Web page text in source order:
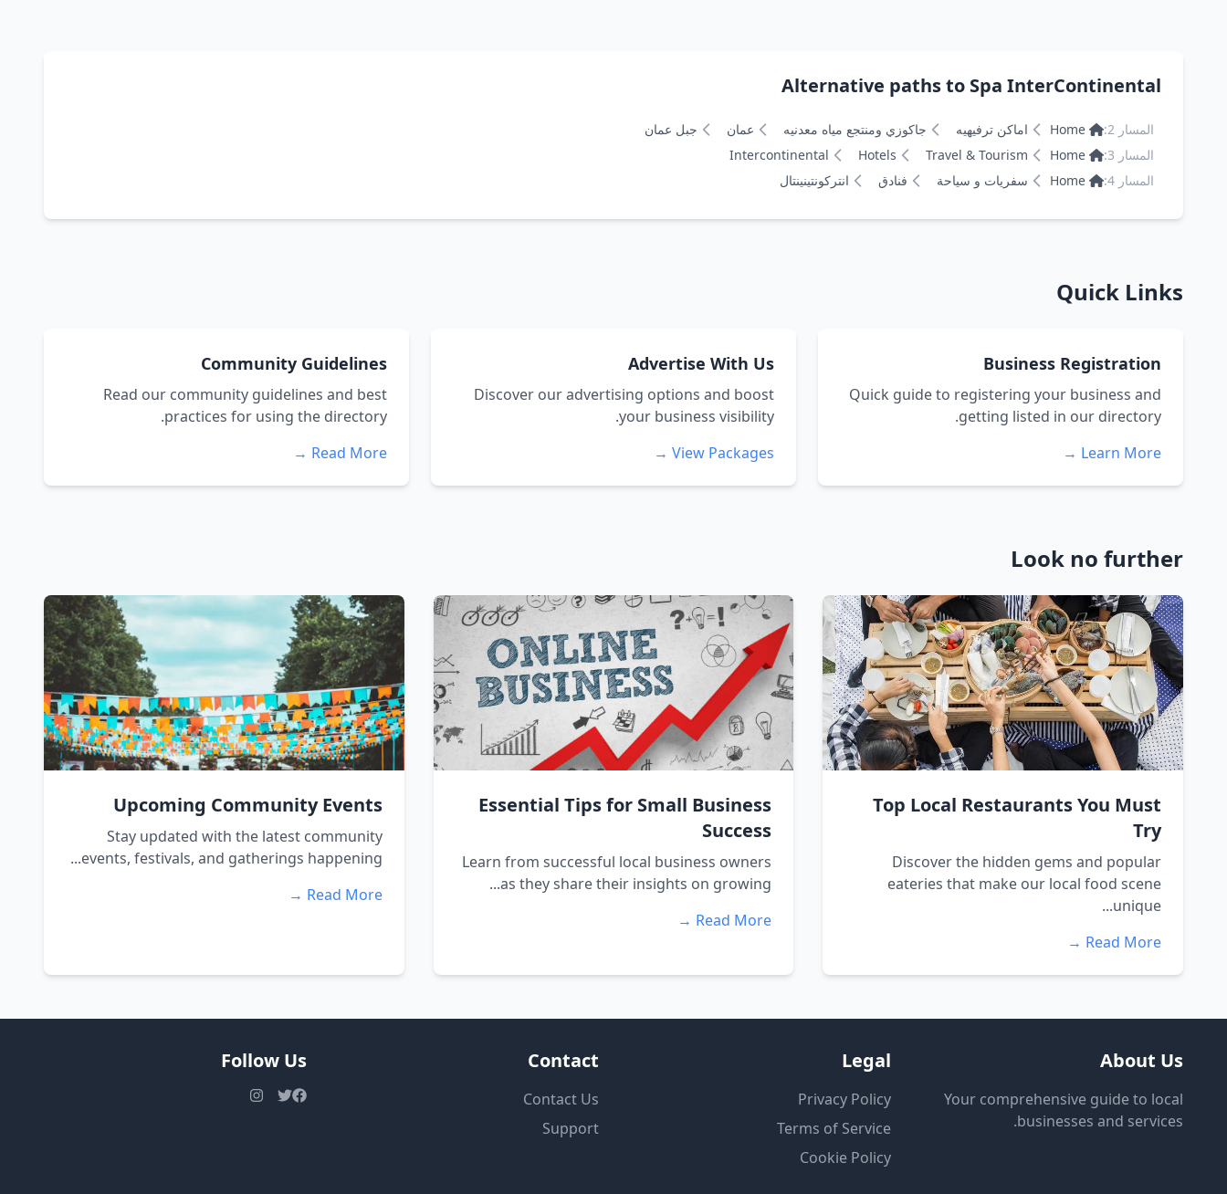
Alternative paths to Spa InterContinental
المسار 2: Home اماكن ترفيهيه جاكوزي ومنتجع مياه معدنيه عمان
جبل عمان
المسار 3:
Home
Travel & Tourism
Hotels
Intercontinental
المسار 4:
Home سفريات و سياحة فنادق انتركونتينينتال
Quick Links
Business Registration
Quick guide to registering your business and
getting listed in our directory.
Learn More →
Advertise With Us
Discover our advertising options and boost
your business visibility.
View Packages →
Community Guidelines
Read our community guidelines and best
practices for using the directory.
Read More →
Look no further
Top Local Restaurants You Must
Try
Discover the hidden gems and popular
eateries that make our local food scene
unique...
Read More →
Essential Tips for Small Business
Success
Learn from successful local business owners
as they share their insights on growing...
Read More →
Upcoming Community Events
Stay updated with the latest community
events, festivals, and gatherings happening...
Read More →
About Us
Your comprehensive guide to local
businesses and services.
Legal
Privacy Policy
Terms of Service
Cookie Policy
Contact
Contact Us
Support
Follow Us